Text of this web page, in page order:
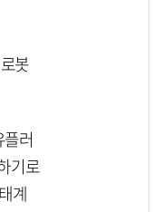
봇
플러
기로
계